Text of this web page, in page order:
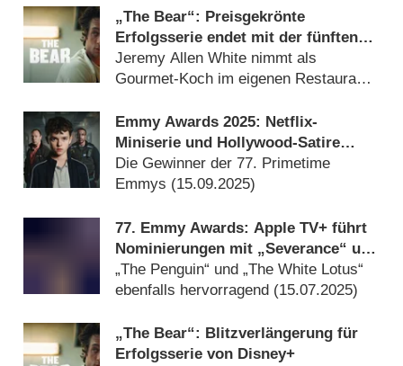
„The Bear“: Preisgekrönte
Erfolgsserie endet mit der fünften
Staffel
Jeremy Allen White nimmt als
Gourmet-Koch im eigenen Restaurant
Emmy Awards 2025: Netflix-
Miniserie und Hollywood-Satire
dominieren
Die Gewinner der 77. Primetime
Emmys (15.09.2025)
77. Emmy Awards: Apple TV+ führt
Nominierungen mit „Severance“ und
„The Studio“ an
„The Penguin“ und „The White Lotus“
ebenfalls hervorragend (15.07.2025)
„The Bear“: Blitzverlängerung für
Erfolgsserie von Disney+